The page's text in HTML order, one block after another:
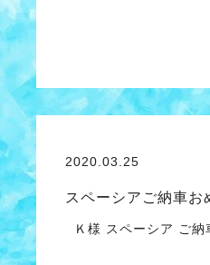
2020.03.25
スペーシアご納車お
Ｋ様 スペーシア ご